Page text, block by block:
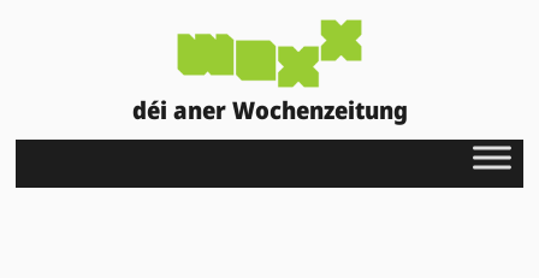
déi aner Wochenzeitung